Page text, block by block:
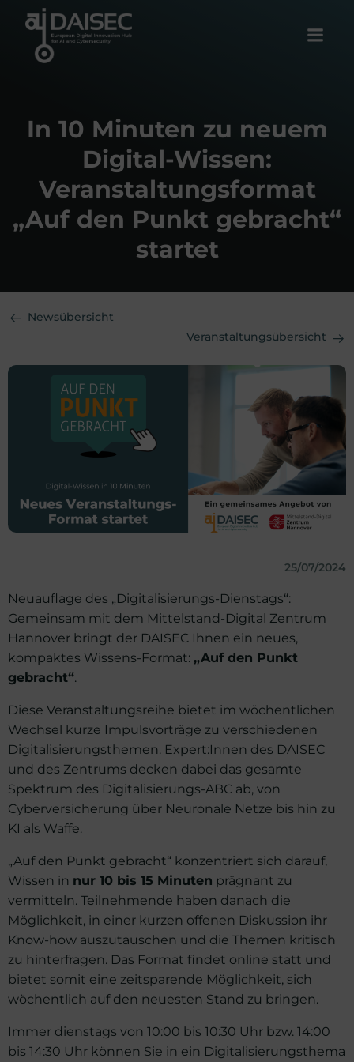
In 10 Minuten zu neuem
Digital-Wissen:
Veranstaltungsformat
„Auf den Punkt gebracht“
startet
Newsübersicht
Veranstaltungsübersicht
25/07/2024
Neuauflage des „Digitalisierungs-Dienstags“:
Gemeinsam mit dem Mittelstand-Digital Zentrum
Hannover bringt der DAISEC Ihnen ein neues,
kompaktes Wissens-Format: „Auf den Punkt
gebracht“.
Diese Veranstaltungsreihe bietet im wöchentlichen
Wechsel kurze Impulsvorträge zu verschiedenen
Digitalisierungsthemen. Expert:Innen des DAISEC
und des Zentrums decken dabei das gesamte
Spektrum des Digitalisierungs-ABC ab, von
Cyberversicherung über Neuronale Netze bis hin zu
KI als Waffe.
„Auf den Punkt gebracht“ konzentriert sich darauf,
Wissen in nur 10 bis 15 Minuten prägnant zu
vermitteln. Teilnehmende haben danach die
Möglichkeit, in einer kurzen offenen Diskussion ihr
Know-how auszutauschen und die Themen kritisch
zu hinterfragen. Das Format findet online statt und
bietet somit eine zeitsparende Möglichkeit, sich
wöchentlich auf den neuesten Stand zu bringen.
Immer dienstags von 10:00 bis 10:30 Uhr bzw. 14:00
bis 14:30 Uhr können Sie in ein Digitalisierungsthema